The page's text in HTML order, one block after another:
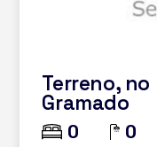
Terreno,
Gramado
0 0